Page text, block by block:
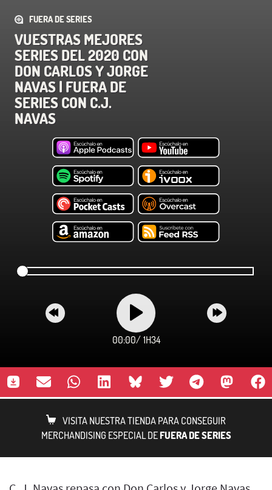
FUERA DE SERIES
VUESTRAS MEJORES
SERIES DEL 2020 CON
DON CARLOS Y JORGE
NAVAS | FUERA DE
SERIES CON C.J.
NAVAS
00:00/ 1H34
VISITA NUESTRA TIENDA PARA CONSEGUIR
MERCHANDISING ESPECIAL DEFUERA DE SERIES